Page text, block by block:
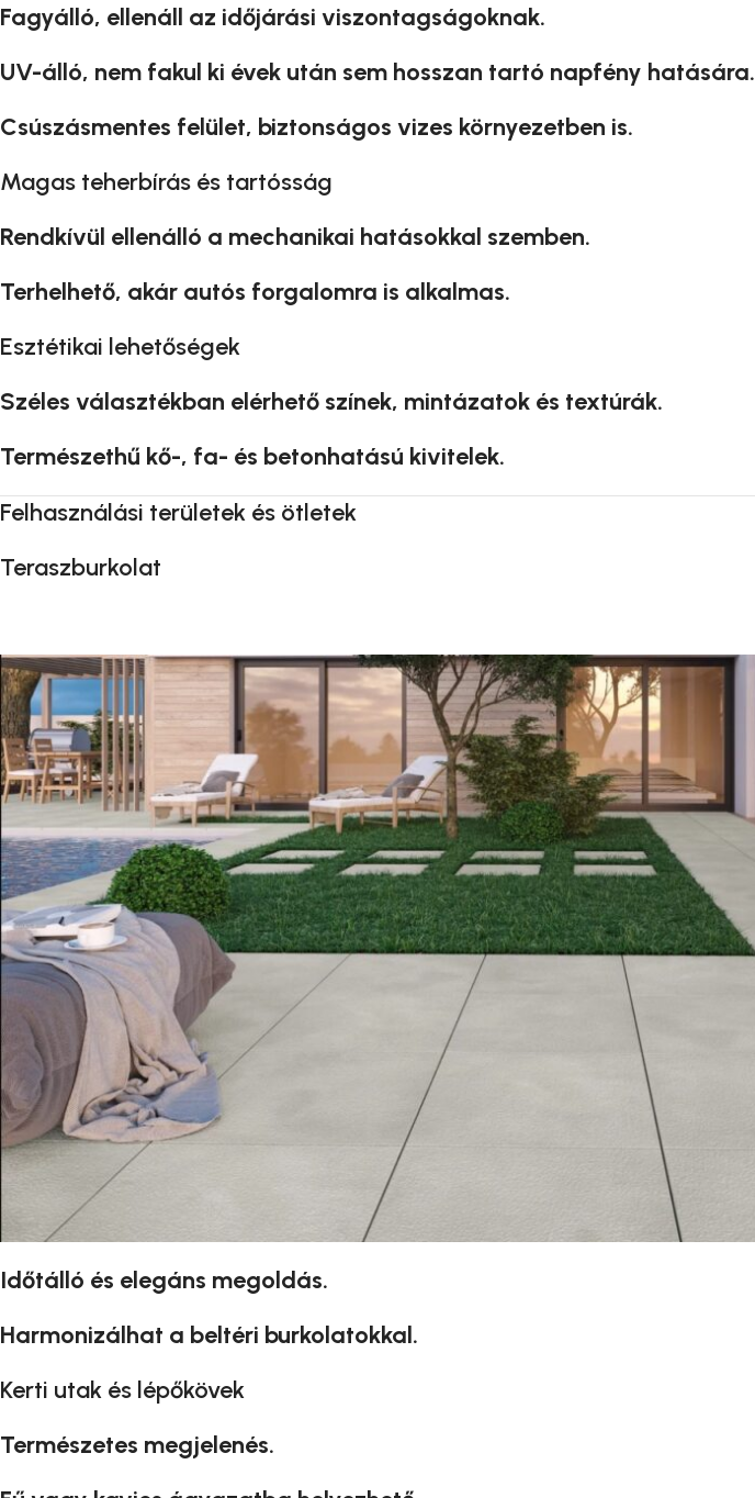
Fagyálló, ellenáll az időjárási viszontagságoknak.
UV-álló, nem fakul ki évek után sem hosszan tartó napfény hatására.
Csúszásmentes felület, biztonságos vizes környezetben is.
Magas teherbírás és tartósság
Rendkívül ellenálló a mechanikai hatásokkal szemben.
Terhelhető, akár autós forgalomra is alkalmas.
Esztétikai lehetőségek
Széles választékban elérhető színek, mintázatok és textúrák.
Természethű kő-, fa- és betonhatású kivitelek.
Felhasználási területek és ötletek
Teraszburkolat
Időtálló és elegáns megoldás.
Harmonizálhat a beltéri burkolatokkal.
Kerti utak és lépőkövek
Természetes megjelenés.